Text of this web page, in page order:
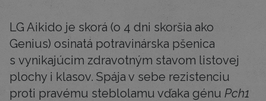
LG Aikido je skorá (o 4 dni skoršia ako
Genius) osinatá potravinárska pšenica
s vynikajúcim zdravotným stavom listovej
plochy i klasov. Spája v sebe rezistenciu
proti pravému steblolamu vďaka génu Pch1